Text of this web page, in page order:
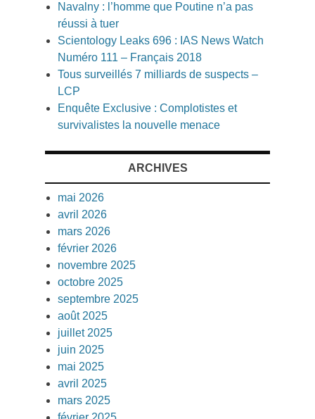
Navalny : l’homme que Poutine n’a pas
réussi à tuer
Scientology Leaks 696 : IAS News Watch
Numéro 111 – Français 2018
Tous surveillés 7 milliards de suspects –
LCP
Enquête Exclusive : Complotistes et
survivalistes la nouvelle menace
ARCHIVES
mai 2026
avril 2026
mars 2026
février 2026
novembre 2025
octobre 2025
septembre 2025
août 2025
juillet 2025
juin 2025
mai 2025
avril 2025
mars 2025